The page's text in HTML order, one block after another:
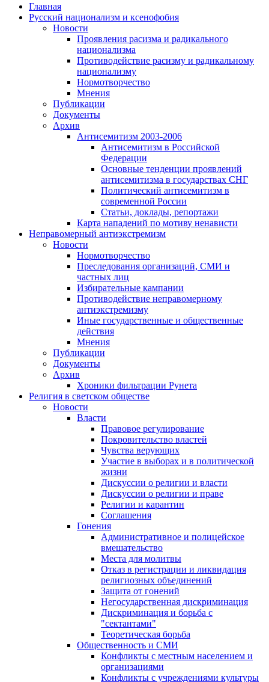
Главная
Русский национализм и ксенофобия
Новости
Проявления расизма и радикального
национализма
Противодействие расизму и радикальному
национализму
Нормотворчество
Мнения
Публикации
Документы
Архив
Антисемитизм 2003-2006
Антисемитизм в Российской
Федерации
Основные тенденции проявлений
антисемитизма в государствах СНГ
Политический антисемитизм в
современной России
Статьи, доклады, репортажи
Карта нападений по мотиву ненависти
Неправомерный антиэкстремизм
Новости
Нормотворчество
Преследования организаций, СМИ и
частных лиц
Избирательные кампании
Противодействие неправомерному
антиэкстремизму
Иные государственные и общественные
действия
Мнения
Публикации
Документы
Архив
Хроники фильтрации Рунета
Религия в светском обществе
Новости
Власти
Правовое регулирование
Покровительство властей
Чувства верующих
Участие в выборах и в политической
жизни
Дискуссии о религии и власти
Дискуссии о религии и праве
Религии и карантин
Соглашения
Гонения
Административное и полицейское
вмешательство
Места для молитвы
Отказ в регистрации и ликвидация
религиозных объединений
Защита от гонений
Негосударственная дискриминация
Дискриминация и борьба с
"сектантами"
Теоретическая борьба
Общественность и СМИ
Конфликты с местным населением и
организациями
Конфликты с учреждениями культуры